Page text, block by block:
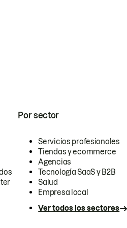
Por sector
Servicios profesionales
Tiendas y ecommerce
Agencias
Tecnología SaaS y B2B
Salud
Empresa local
Ver todos los sectores